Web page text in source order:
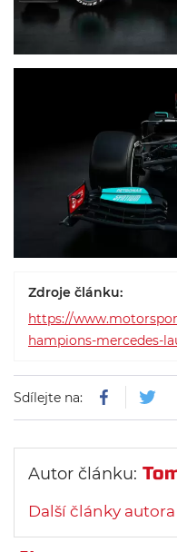
Zdroje článku:
https://
hampions-mercedes-
Sdílejte na:
Autor článku:
Další články autora